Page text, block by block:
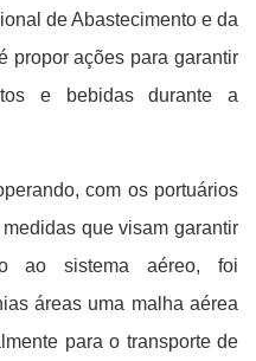
de Abastecimento e da
propor ações para garantir
e bebidas durante a
com os portuários
que visam garantir
ao sistema aéreo, foi
áreas uma malha aérea
para o transporte de